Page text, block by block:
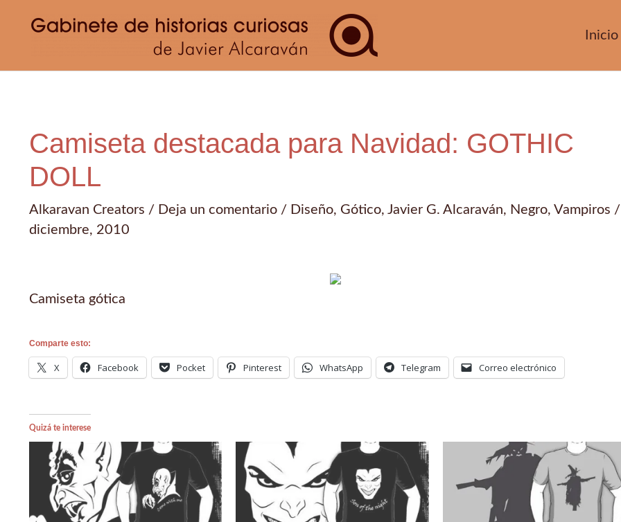
Inicio
Camiseta destacada para Navidad: GOTHIC
DOLL
Alkaravan Creators / Deja un comentario / Diseño, Gótico, Javier G. Alcaraván, Negro, Vampiros
diciembre, 2010
Camiseta gótica
Comparte esto:
X Facebook Pocket Pinterest WhatsApp Telegram Correo electrónico
Quizá te interese